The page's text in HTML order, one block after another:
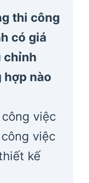
thi công
có giá
chỉnh
nào
việc
việc
kế